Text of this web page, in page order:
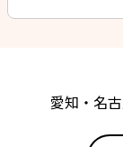
愛知・名